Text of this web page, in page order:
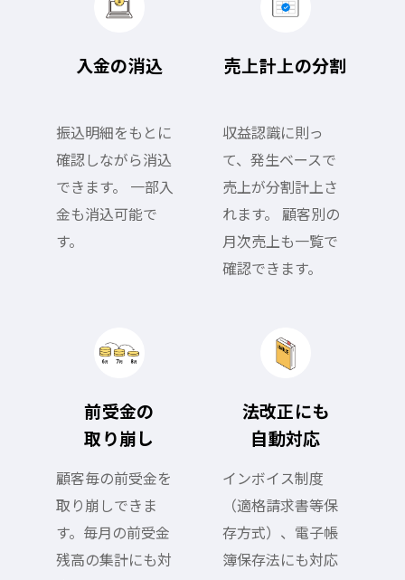
入金の消込
振込明細をもとに
確認しながら消込
できます。 一部入
金も消込可能で
す。
売上計上の分割
収益認識に則っ
て、発生ベースで
売上が分割計上さ
れます。 顧客別の
月次売上も一覧で
確認できます。
前受金の
取り崩し
顧客毎の前受金を
取り崩しできま
す。毎月の前受金
残高の集計にも対
法改正にも
自動対応
インボイス制度
（適格請求書等保
存方式）、電子帳
簿保存法にも対応